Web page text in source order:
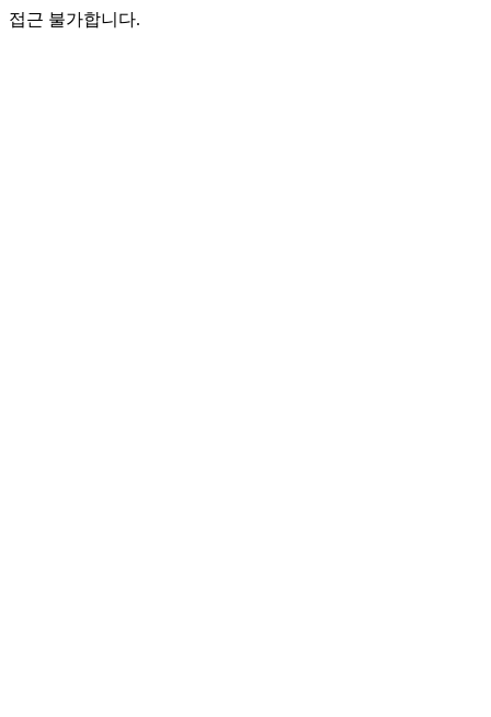
접근 불가합니다.